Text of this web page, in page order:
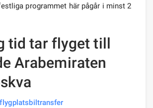
programmet här pågår i minst 2
tid tar flyget till
Arabemiraten